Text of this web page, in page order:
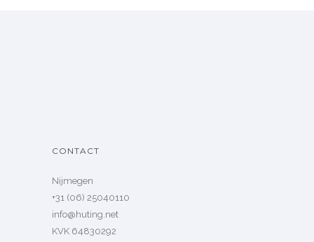
CONTACT
Nijmegen
+31 (06) 25040110
info@huting.net
KVK 64830292